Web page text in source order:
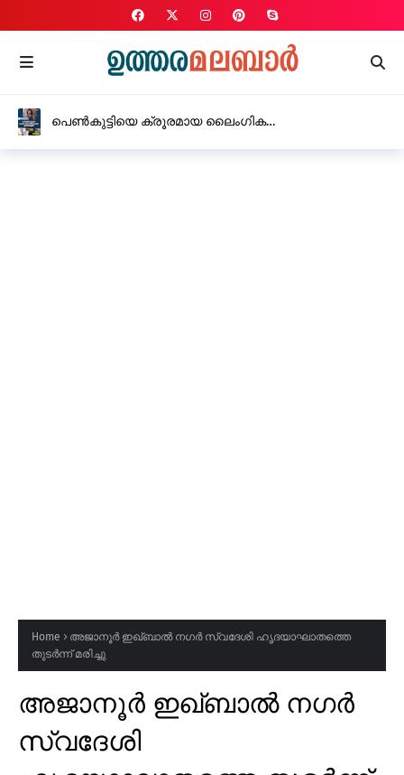
പെൺകുട്ടിയെ ക്രൂരമായ ലൈംഗിക
Home
അജാനൂർ ഇഖ്ബാൽ നഗർ സ്വദേശി ഹൃദയാഘാതത്തെ
തുടർന്ന് മരിച്ചു
അജാനൂർ ഇഖ്ബാൽ നഗർ
സ്വദേശി